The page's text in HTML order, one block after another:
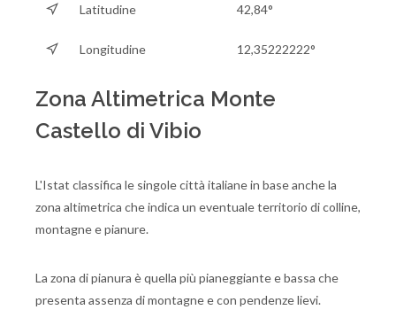
Latitudine 42,84°
Longitudine 12,35222222°
Zona Altimetrica Monte
Castello di Vibio
L'Istat classifica le singole città italiane in base anche la
zona altimetrica che indica un eventuale territorio di colline,
montagne e pianure.
La zona di pianura è quella più pianeggiante e bassa che
presenta assenza di montagne e con pendenze lievi.